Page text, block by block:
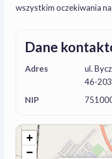
wszystkim oczekiwania
Dane
Adres
ul.
46-
NIP
+
−